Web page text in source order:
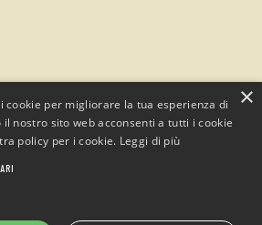
×
cookie per migliorare la tua esperienza di
nostro sito web acconsenti a tutti i cookie
policy per i cookie. Leggi di più